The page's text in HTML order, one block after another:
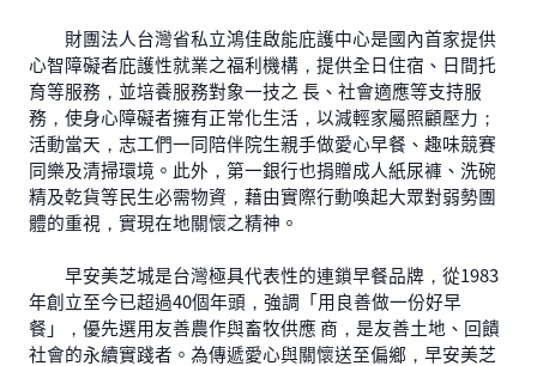
財團法人台灣省私立鴻佳啟能庇護中心是國內首家提供
心智障礙者庇護性就業之福利機構，提供全日住宿、日間托
育等服務，並培養服務對象一技之 長、社會適應等支持服
務，使身心障礙者擁有正常化生活，以減輕家屬照顧壓力；
活動當天，志工們一同陪伴院生親手做愛心早餐、趣味競賽
同樂及清掃環境。此外，第一銀行也捐贈成人紙尿褲、洗碗
精及乾貨等民生必需物資，藉由實際行動喚起大眾對弱勢團
體的重視，實現在地關懷之精神。
早安美芝城是台灣極具代表性的連鎖早餐品牌，從1983
年創立至今已超過40個年頭，強調「用良善做一份好早
餐」，優先選用友善農作與畜牧供應 商，是友善土地、回饋
社會的永續實踐者。為傳遞愛心與關懷送至偏鄉，早安美芝